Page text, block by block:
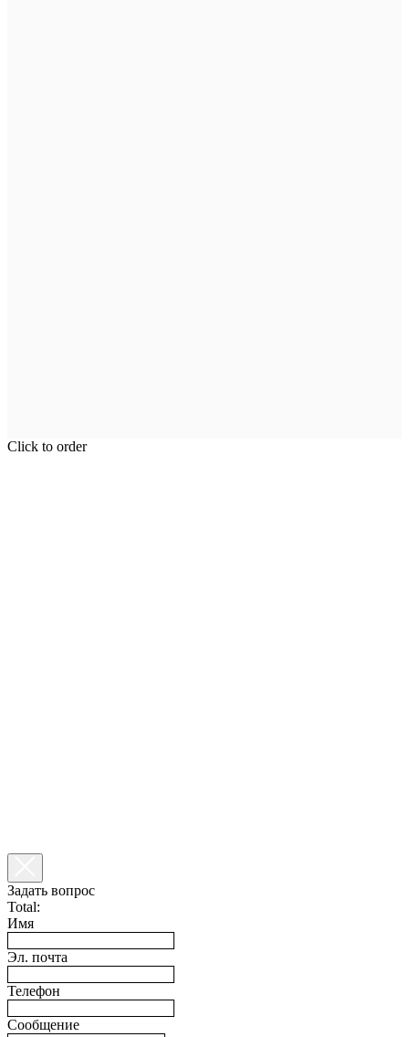
Click to order
Задать вопрос
Total:
Имя
Эл. почта
Телефон
Сообщение